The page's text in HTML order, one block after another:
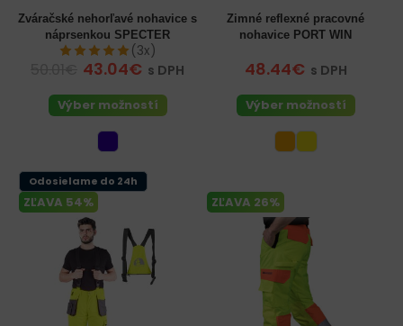
Zváračské nehorľavé nohavice s
náprsenkou SPECTER
(3x)
43.04€ s DPH
Výber možností
Zimné reflexné pracovné
nohavice PORT WIN
48.44€ s DPH
Výber možností
ZĽAVA 54%
Odosielame do 24h
ZĽAVA 26%